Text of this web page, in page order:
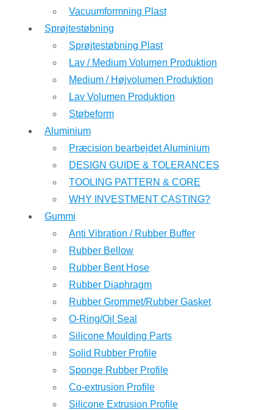
Vacuumformning Plast
Sprøjtestøbning
Sprøjtestøbning Plast
Lav / Medium Volumen Produktion
Medium / Højvolumen Produktion
Lav Volumen Produktion
Støbeform
Aluminium
Præcision bearbejdet Aluminium
DESIGN GUIDE & TOLERANCES
TOOLING PATTERN & CORE
WHY INVESTMENT CASTING?
Gummi
Anti Vibration / Rubber Buffer
Rubber Bellow
Rubber Bent Hose
Rubber Diaphragm
Rubber Grommet/Rubber Gasket
O-Ring/Oil Seal
Silicone Moulding Parts
Solid Rubber Profile
Sponge Rubber Profile
Co-extrusion Profile
Silicone Extrusion Profile